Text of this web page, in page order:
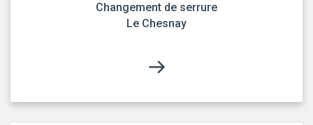
Changement de serrure
Le Chesnay